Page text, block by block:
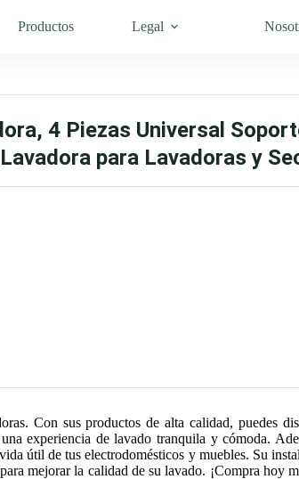
Productos Legal
4 Piezas Universal
para Lavadoras y
Con sus productos de alta calidad, puedes
experiencia de lavado tranquila y cómoda.
útil de tus electrodomésticos y muebles. Su
mejorar la calidad de su lavado. ¡Compra